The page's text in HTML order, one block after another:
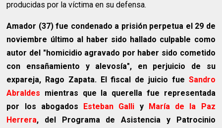
producidas por la víctima en su defensa.
Amador (37) fue condenado a prisión perpetua el 29 de
noviembre último al haber sido hallado culpable como
autor del "homicidio agravado por haber sido cometido
con ensañamiento y alevosía", en perjuicio de su
expareja, Rago Zapata. El fiscal de juicio fue Sandro
Abraldes mientras que la querella fue representada
por los abogados
Esteban Galli y
María de la Paz
Herrera, del Programa de Asistencia y Patrocinio